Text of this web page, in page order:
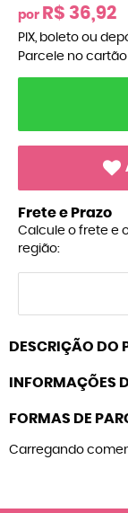
por R$ 36,92
PIX, boleto ou
Parcele no
Frete e Prazo
Calcule o frete e
região:
DESCRIÇÃO DO
INFORMAÇÕES
FORMAS DE
Carregando